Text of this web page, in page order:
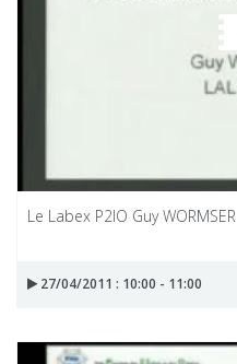
Le Labex P2IO Guy WORMSER
27/04/2011 : 10:00 - 11:00